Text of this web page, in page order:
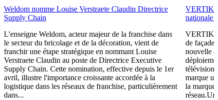
Weldom nomme Louise Verstraete Claudin Directrice
Supply Chain
L'enseigne Weldom, acteur majeur de la franchise dans
le secteur du bricolage et de la décoration, vient de
franchir une étape stratégique en nommant Louise
Verstraete Claudin au poste de Directrice Executive
Supply Chain. Cette nomination, effective depuis le 1er
avril, illustre l'importance croissante accordée à la
logistique dans les réseaux de franchise, particulièrement
dans...
nationale
de
nouvelle
télévision
marque
la marque